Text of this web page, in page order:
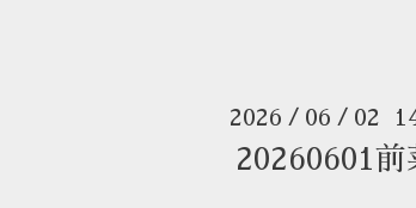
2026 / 06 / 02
20260601前